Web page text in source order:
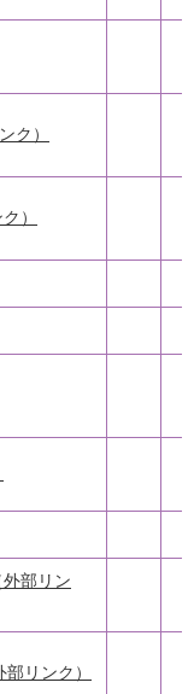
ク）
）
部リン
リンク）